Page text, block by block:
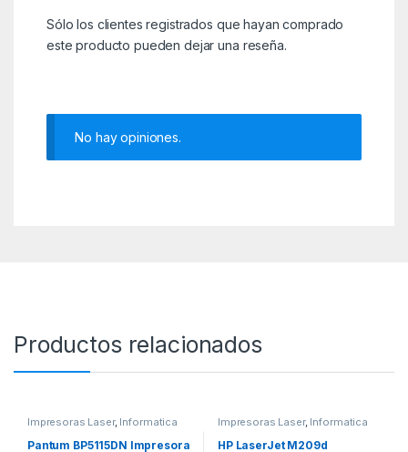
Sólo los clientes registrados que hayan comprado
este producto pueden dejar una reseña.
No hay opiniones.
Productos relacionados
Impresoras Laser, Informatica
Pantum BP5115DN Impresora
Impresoras Laser, Informatica
HP LaserJet M209d